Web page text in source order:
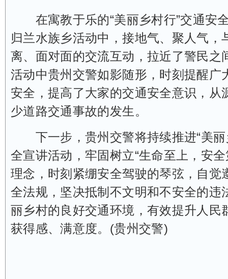
在寓教于乐的“美丽乡村行”交通安
归兰水族乡活动中，接地气、聚人气，
离、面对面的交流互动，拉近了警民之
活动中贵州交警如影随形，时刻提醒广
安全，提高了大家的交通安全意识，从
少道路交通事故的发生。
下一步，贵州交警将持续推进“美丽
全宣讲活动，牢固树立“生命至上，安
理念，时刻紧绷安全驾驶的琴弦，自觉
全法规，坚决抵制不文明和不安全的违
丽乡村的良好交通环境，有效提升人民
获得感、满意度。(贵州交警)